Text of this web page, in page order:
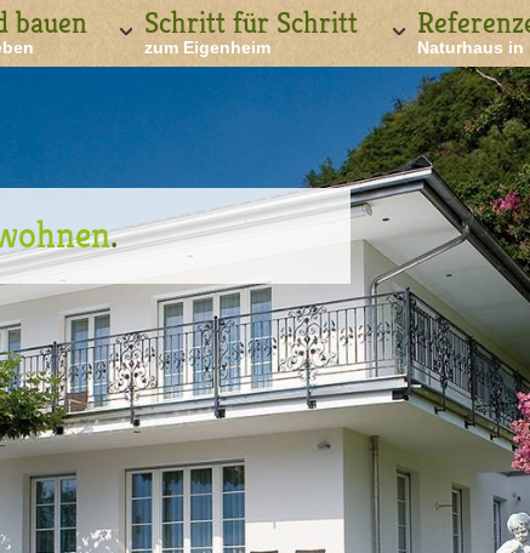
bauen Schritt für Schritt
zum Eigenheim Naturhaus in
.